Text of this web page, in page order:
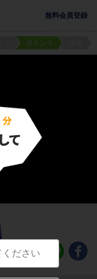
無料会員登録
ポイント